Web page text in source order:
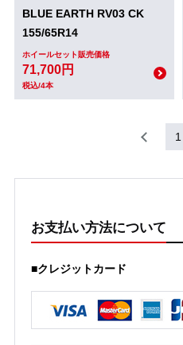
BLUE EARTH RV03 CK
155/65R14
ホイールセット販売価格
71,700円
税込/4本
1
お支払い方法について
■クレジットカード